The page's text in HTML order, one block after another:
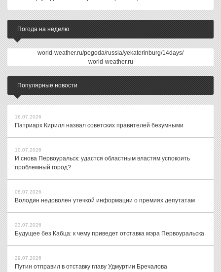
Погода на неделю
world-weather.ru/pogoda/russia/yekaterinburg/14days/
world-weather.ru
Популярные новости
16.07.2026
Патриарх Кирилл назвал советских правителей безумными
10.07.2026
И снова Первоуральск: удастся областным властям успокоить
проблемный город?
08.07.2026
Володин недоволен утечкой информации о премиях депутатам
23.07.2026
Будущее без Кабца: к чему приведет отставка мэра Первоуральска
29.07.2026
Путин отправил в отставку главу Удмуртии Бречалова